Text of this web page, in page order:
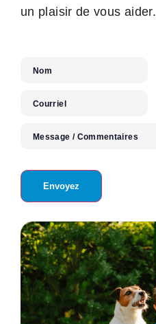
un plaisir de vous aider.
Nom
Courriel
Message / Commentaires
Envoyez